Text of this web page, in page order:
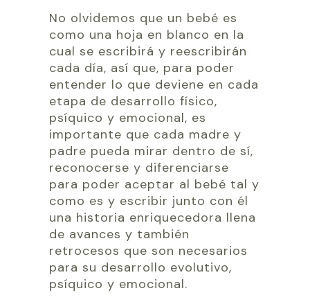
No olvidemos que un bebé es
como una hoja en blanco en la
cual se escribirá y reescribirán
cada día, así que, para poder
entender lo que deviene en cada
etapa de desarrollo físico,
psíquico y emocional, es
importante que cada madre y
padre pueda mirar dentro de sí,
reconocerse y diferenciarse
para poder aceptar al bebé tal y
como es y escribir junto con él
una historia enriquecedora llena
de avances y también
retrocesos que son necesarios
para su desarrollo evolutivo,
psíquico y emocional.